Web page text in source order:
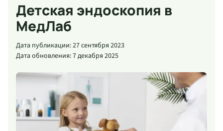
Детская эндоскопия в
МедЛаб
Дата публикации: 27 сентября 2023
Дата обновления: 7 декабря 2025